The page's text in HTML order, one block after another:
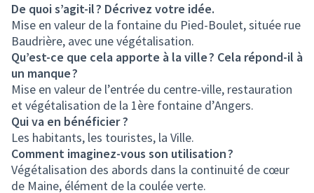
De quoi s’agit-il ? Décrivez votre idée.
Mise en valeur de la fontaine du Pied-Boulet, située rue
Baudrière, avec une végétalisation.
Qu’est-ce que cela apporte à la ville ? Cela répond-il à
un manque ?
Mise en valeur de l’entrée du centre-ville, restauration
et végétalisation de la 1ère fontaine d’Angers.
Qui va en bénéficier ?
Les habitants, les touristes, la Ville.
Comment imaginez-vous son utilisation ?
Végétalisation des abords dans la continuité de cœur
de Maine, élément de la coulée verte.